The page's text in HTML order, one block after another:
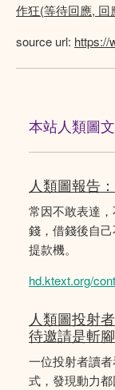
作狂(等待回應, 回
source url: https://
本站人類圖
人類圖報告
常因不敢表達
錢，借錢後自
提款機。
hd.ktext.org/
人類圖投射
待邀請是斬
一位投射者讀
式，發現動力